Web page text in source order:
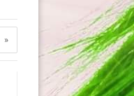
»